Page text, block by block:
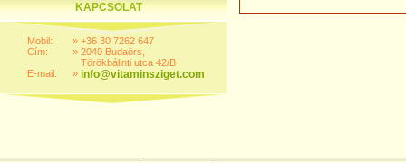
KAPCSOLAT
Mobil:
Cím:
E-mail:
»
»
»
+36 30 7262 647
2040 Budaörs,
Törökbálinti utca 42/B
info@vitaminsziget.com